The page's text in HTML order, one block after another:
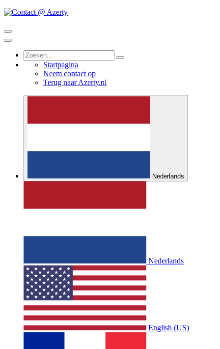
Startpagina
Neem contact op
Terug naar Azerty.nl
Nederlands
Nederlands
English (US)